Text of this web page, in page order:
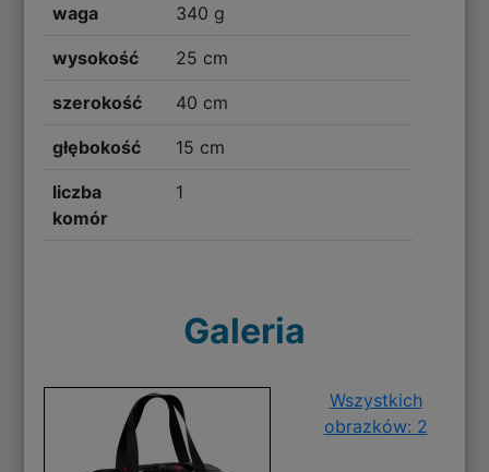
waga 340 g
wysokość 25 cm
szerokość 40 cm
głębokość 15 cm
liczba
komór
1
Galeria
Wszystkich
obrazków: 2